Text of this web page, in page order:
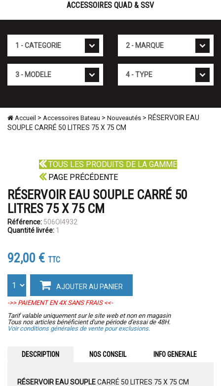
ACCESSOIRES QUAD & SSV
Accueil > Accessoires Bateau > Nouveautés > RÉSERVOIR EAU
SOUPLE CARRÉ 50 LITRES 75 X 75 CM
TOUS LES PRODUITS DE LA GAMME
PAGE PRÉCÉDENTE
RÉSERVOIR EAU SOUPLE CARRÉ 50
LITRES 75 X 75 CM
Référence: 506OI4932
Quantité livrée: 1
92,00 € TTC
AJOUTER AU PANIER
->> PAIEMENT EN 4X SANS FRAIS <<-
Tarif valable uniquement sur le site web et non en magasin
Tous nos articles bénéficient d'une période d'essai de 48H.
Voir conditions générales de vente pour exclusions.
DESCRIPTION NOS CONSEIL INFO GENERALE
RÉSERVOIR EAU SOUPLECARRÉ 50 LITRES 75 X 75 CM